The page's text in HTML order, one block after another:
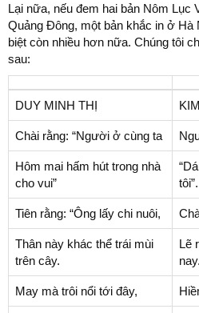
Lại nữa, nếu đem hai bản Nôm Lục
Quảng Đông, một bản khắc in ở Hà
biệt còn nhiều hơn nữa. Chúng tôi
sau:
DUY MINH THỊ
Chài rằng: “Người ở cùng ta
Hôm mai hấm hút trong nhà
cho vui”
tôi”.
Tiên rằng: “Ông lấy chi nuôi,
Thân này khác thể trái mùi
trên cây.
Lẽ
nay.
May mà trôi nổi tới đây,